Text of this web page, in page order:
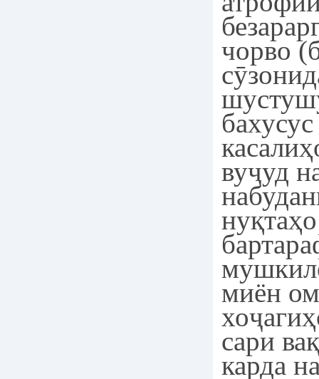
чорво
вуҷуд
нуқтаҳо
миён
сари
карда